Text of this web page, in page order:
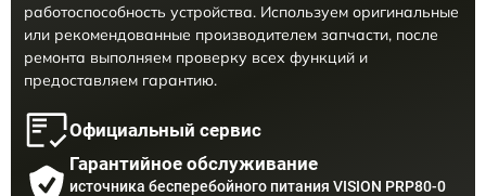
работоспособность устройства. Используем оригинальные
или рекомендованные производителем запчасти, после
ремонта выполняем проверку всех функций и
предоставляем гарантию.
Официальный сервис
Гарантийное обслуживание
источника бесперебойного питания VISION PRP80-0